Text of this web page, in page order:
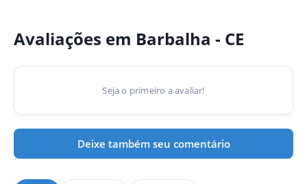
Avaliações em Barbalha - CE
Seja o primeiro a avaliar!
Deixe também seu comentário